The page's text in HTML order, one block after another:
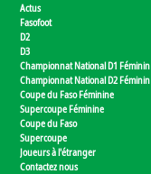
Actus
Fasofoot
D2
D3
Championnat National D1 Féminin
Championnat National D2 Féminin
Coupe du Faso Féminine
Supercoupe Féminine
Coupe du Faso
Supercoupe
Joueurs à l'étranger
Contactez nous